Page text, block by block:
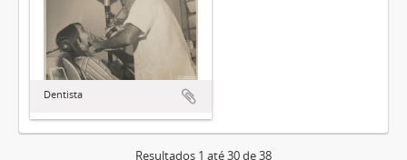
Dentista
Resultados 1 até 30 de 38